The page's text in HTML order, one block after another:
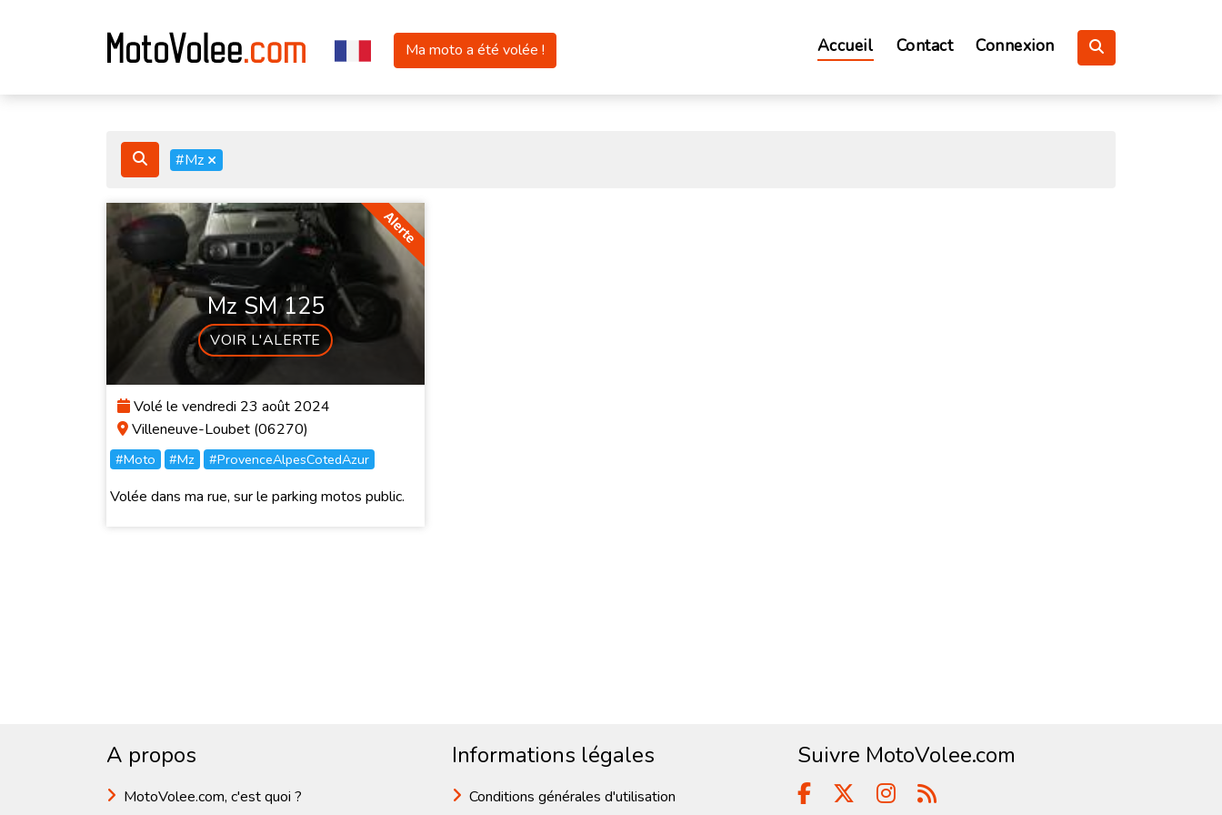
Ma moto a été volée ! Accueil Contact Connexion
#Mz ×
Mz SM 125
VOIR L'ALERTE
Volé le vendredi 23 août 2024
Villeneuve-Loubet (06270)
#Moto #Mz #ProvenceAlpesCotedAzur
Volée dans ma rue, sur le parking motos public.
A propos
MotoVolee.com, c'est quoi ?
Informations légales
Conditions générales d'utilisation
Suivre MotoVolee.com